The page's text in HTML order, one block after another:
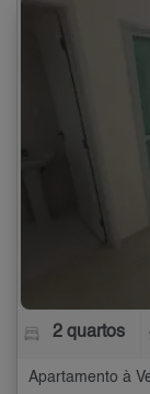
2 quartos
Apartamento à